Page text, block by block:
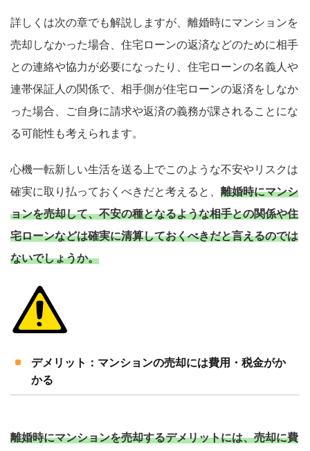
詳しくは次の章でも解説しますが、離婚時にマンションを
売却しなかった場合、住宅ローンの返済などのために相手
との連絡や協力が必要になったり、住宅ローンの名義人や
連帯保証人の関係で、相手側が住宅ローンの返済をしなか
った場合、ご自身に請求や返済の義務が課されることにな
る可能性も考えられます。
心機一転新しい生活を送る上でこのような不安やリスクは
確実に取り払っておくべきだと考えると、 離婚時にマンシ
ョンを売却して、不安の種となるような相手との関係や住
宅ローンなどは確実に清算しておくべきだと言えるのでは
ないでしょうか。
デメリット：マンションの売却には費用・税金がか
かる
離婚時にマンションを売却するデメリットには、売却に費